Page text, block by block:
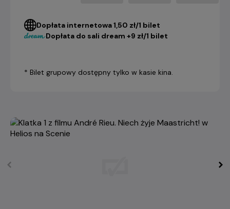
Dopłata internetowa 1,50 zł/1 bilet
Dopłata do sali dream +9 zł/1 bilet
* Bilet grupowy dostępny tylko w kasie kina.